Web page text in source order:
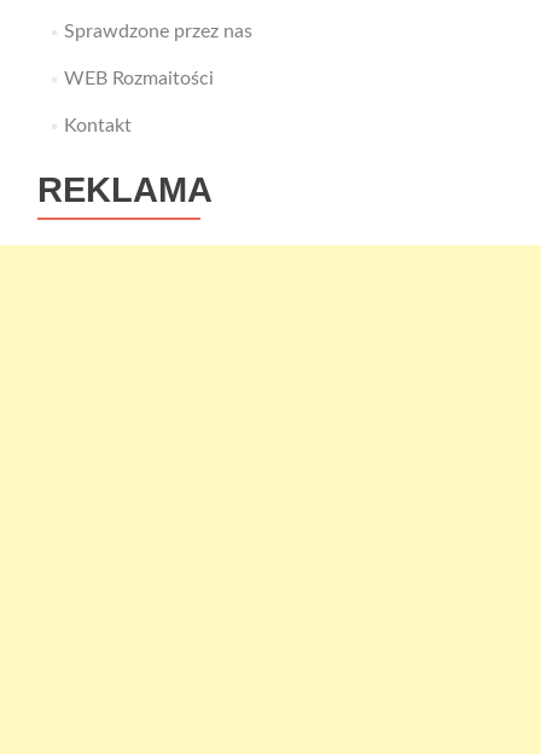
Sprawdzone przez nas
WEB Rozmaitości
Kontakt
REKLAMA